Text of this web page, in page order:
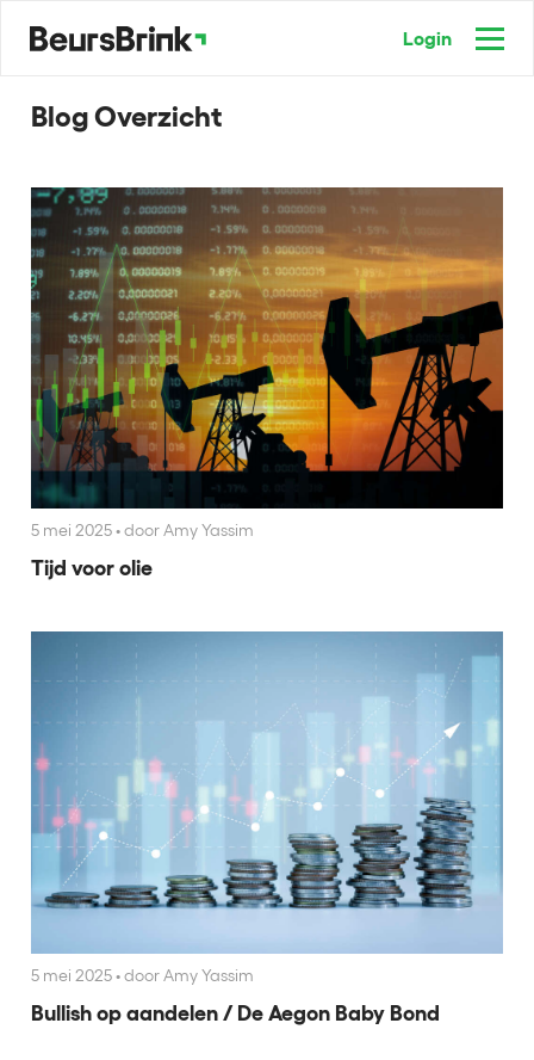
Login
Blog Overzicht
5 mei 2025•door Amy Yassim
Tijd voor olie
5 mei 2025•door Amy Yassim
Bullish op aandelen / De Aegon Baby Bond